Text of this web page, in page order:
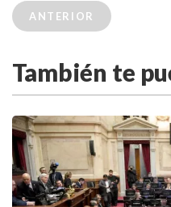
ANTERIOR
También te